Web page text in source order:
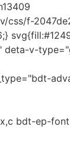
css/f-
deta-v-
bdt-ep-